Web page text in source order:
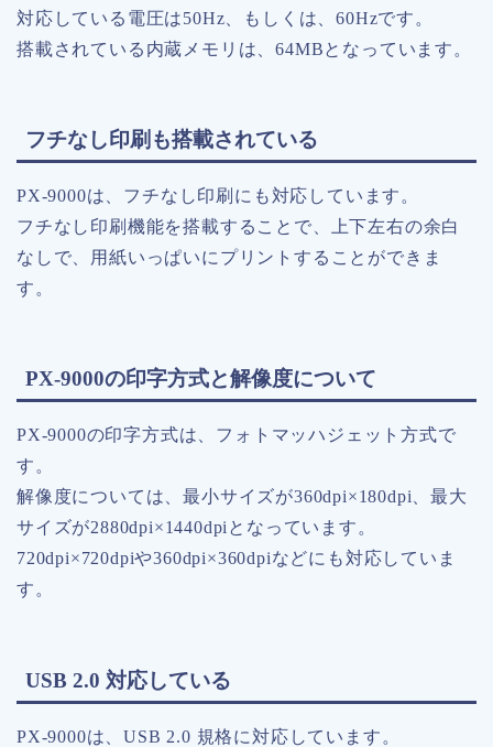
対応している電圧は50Hz、もしくは、60Hzです。
搭載されている内蔵メモリは、64MBとなっています。
フチなし印刷も搭載されている
PX-9000は、フチなし印刷にも対応しています。
フチなし印刷機能を搭載することで、上下左右の余白
なしで、用紙いっぱいにプリントすることができま
す。
PX-9000の印字方式と解像度について
PX-9000の印字方式は、フォトマッハジェット方式で
す。
解像度については、最小サイズが360dpi×180dpi、最大
サイズが2880dpi×1440dpiとなっています。
720dpi×720dpiや360dpi×360dpiなどにも対応していま
す。
USB 2.0 対応している
PX-9000は、USB 2.0 規格に対応しています。